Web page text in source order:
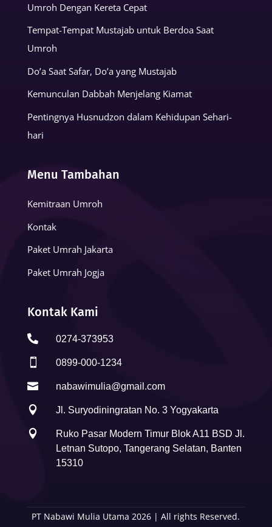
Umroh Dengan Kereta Cepat
Tempat-Tempat Mustajab untuk Berdoa Saat
Umroh
Do’a Saat Safar, Do’a yang Mustajab
Kemunculan Dabbah Menjelang Kiamat
Pentingnya Husnudzon dalam Kehidupan Sehari-
hari
Menu Tambahan
Kemitraan Umroh
Kontak
Paket Umrah Jakarta
Paket Umrah Jogja
Kontak Kami
 0274-373953
 0899-000-1234
 nabawimulia@gmail.com
 Jl. Suryodiningratan No. 3 Yogyakarta

Ruko Pasar Modern Timur Blok A11 BSD Jl.
Letnan Sutopo, Tangerang Selatan, Banten
15310
PT Nabawi Mulia Utama 2026 | All rights Reserved.